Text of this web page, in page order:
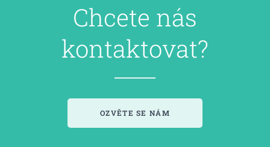
Chcete nás
kontaktovat?
OZVĚTE SE NÁM